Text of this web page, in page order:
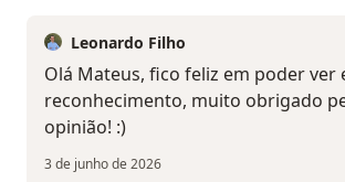
Leonardo Filho
Olá Mateus, fico feliz em poder ver
reconhecimento, muito obrigado
opinião! :)
3 de junho de 2026